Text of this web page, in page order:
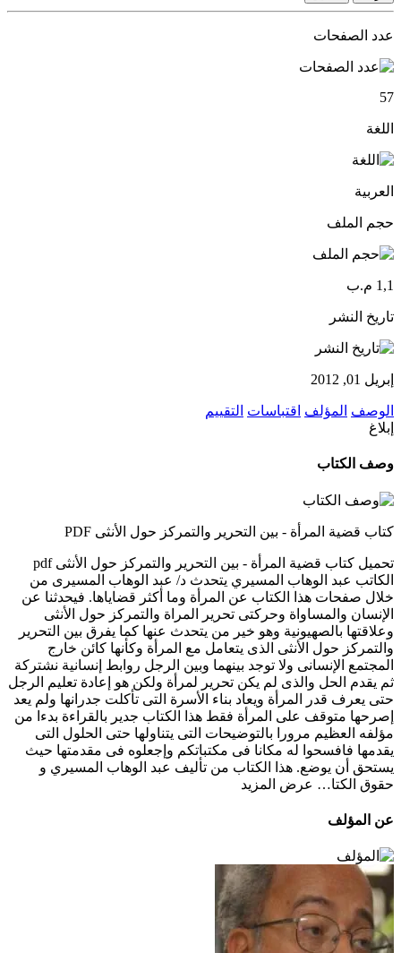
عدد الصفحات
57
اللغة
العربية
حجم الملف
1,1 م.ب
تاريخ النشر
إبريل 01, 2012
الوصف المؤلف اقتباسات التقييم
إبلاغ
وصف الكتاب
كتاب قضية المرأة - بين التحرير والتمركز حول الأنثى PDF
تحميل كتاب قضية المرأة - بين التحرير والتمركز حول الأنثى pdf
الكاتب عبد الوهاب المسيري يتحدث د/ عبد الوهاب المسيرى من
خلال صفحات هذا الكتاب عن المرأة وما أكثر قضاياها. فيحدثنا عن
الإنسان والمساواة وحركتى تحرير المراة والتمركز حول الأنثى
وعلاقتها بالصهيونية وهو خير من يتحدث عنها كما يفرق بين التحرير
والتمركز حول الأنثى الذى يتعامل مع المرأة وكأنها كائن خارج
المجتمع الإنسانى ولا توجد بينهما وبين الرجل روابط إنسانية نشتركة
ثم يقدم الحل والذى لم يكن تحرير لمرأة ولكن هو إعادة تعليم الرجل
حتى يعرف قدر المرأة ويعاد بناء الأسرة التى تأكلت جدرانها ولم يعد
إصرحها متوقف على المرأة فقط هذا الكتاب جدير بالقراءة بدءا من
مؤلفه العظيم مرورا بالتوضيحات التى يتناولها حتى الحلول التى
يقدمها فافسحوا له مكانا فى مكتباتكم وإجعلوه فى مقدمتها حيث
يستحق أن يوضع. هذا الكتاب من تأليف عبد الوهاب المسيري و
حقوق الكتا… عرض المزيد
عن المؤلف